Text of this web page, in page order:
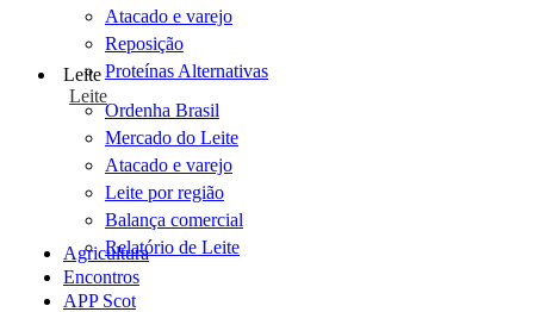
Atacado e varejo
Reposição
Proteínas Alternativas
Leite
Leite
Ordenha Brasil
Mercado do Leite
Atacado e varejo
Leite por região
Balança comercial
Relatório de Leite
Agricultura
Encontros
APP Scot